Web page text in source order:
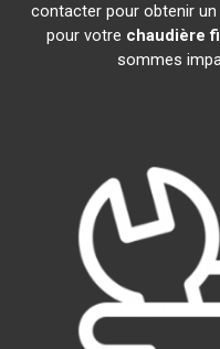
contacter pour obtenir
pour votre chaudière
sommes